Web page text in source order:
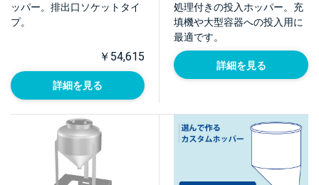
ッパー。排出口ソケットタイ
プ。
￥54,615
詳細を見る
処理付きの投入ホッパー。充
填機や大型容器への投入用に
最適です。
詳細を見る